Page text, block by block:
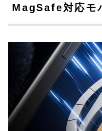
MagSafe対応モ